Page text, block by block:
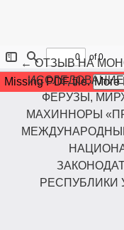
←Maqola
ОТЗЫВ НА
ФЕРУЗЫ,
МАХИННОРЫ
РЕСПУБЛИКИ